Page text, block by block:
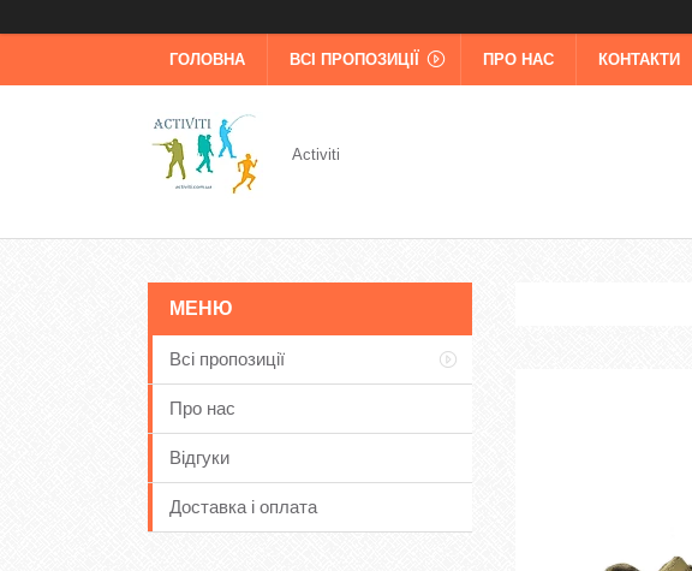
ГОЛОВНА ВСІ ПРОПОЗИЦІЇ ПРО НАС КОНТАКТИ
Activiti
Всі пропозиції
Про нас
Відгуки
Доставка і оплата